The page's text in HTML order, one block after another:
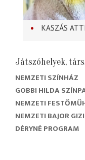
KASZÁS
Játszóhelyek,
NEMZETI SZÍNHÁZ
GOBBI HILDA
NEMZETI
NEMZETI BAJOR
DÉRYNÉ PROGRAM